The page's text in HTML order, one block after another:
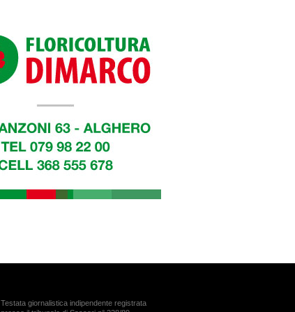
Testata giornalistica indipendente registrata